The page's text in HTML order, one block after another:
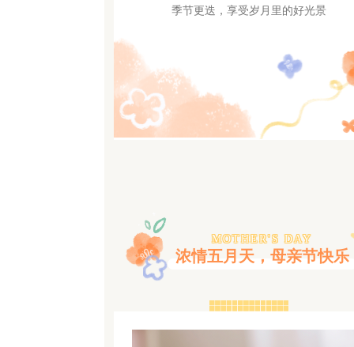
季节更迭，享受岁月里的好光景
MOTHER'S DAY
浓情五月天，母亲节快乐